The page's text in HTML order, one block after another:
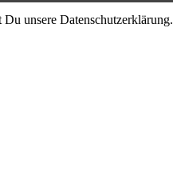
unsere Datenschutzerklärung.